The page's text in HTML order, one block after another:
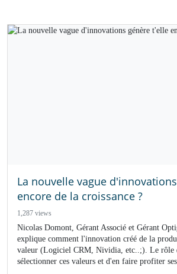
La nouvelle vague
encore de la croissance ?
1,287 views
Nicolas Domont, Gérant Associé et Gérant
explique comment l'innovation créé de la
valeur (Logiciel CRM, Nividia, etc..;). Le rôle
sélectionner ces valeurs et d'en faire profiter